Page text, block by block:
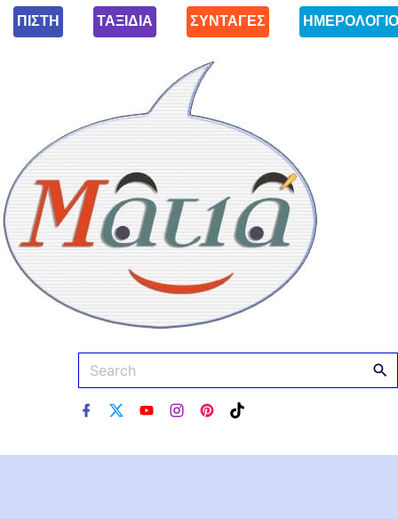
ΠΙΣΤΗ ΤΑΞΙΔΙΑ ΣΥΝΤΑΓΕΣ ΗΜΕΡΟΛΟΓΙΟ